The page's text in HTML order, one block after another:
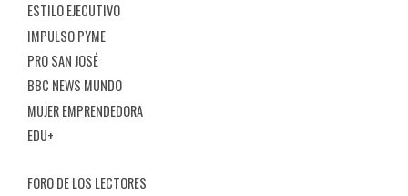
ESTILO EJECUTIVO
IMPULSO PYME
PRO SAN JOSÉ
BBC NEWS MUNDO
MUJER EMPRENDEDORA
EDU+
FORO DE LOS LECTORES